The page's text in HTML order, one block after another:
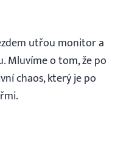
utřou monitor a
Mluvíme o tom, že po
chaos, který je po